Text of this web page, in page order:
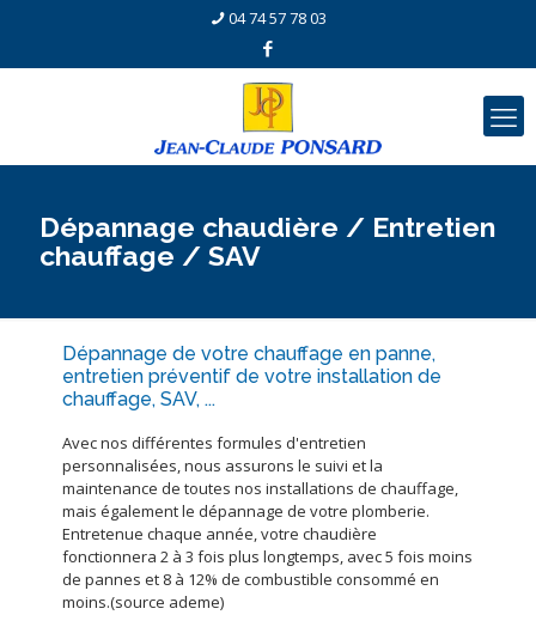
04 74 57 78 03
Dépannage chaudière / Entretien
chauffage / SAV
Dépannage de votre chauffage en panne,
entretien préventif de votre installation de
chauffage, SAV, ...
Avec nos différentes formules d'entretien
personnalisées, nous assurons le suivi et la
maintenance de toutes nos installations de chauffage,
mais également le dépannage de votre plomberie.
Entretenue chaque année, votre chaudière
fonctionnera 2 à 3 fois plus longtemps, avec 5 fois moins
de pannes et 8 à 12% de combustible consommé en
moins.(source ademe)